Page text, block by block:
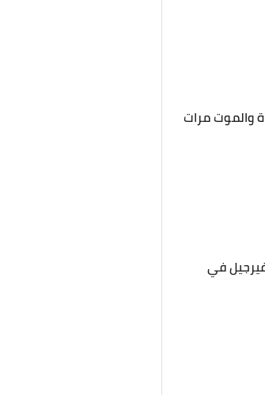
والموت مرات
في